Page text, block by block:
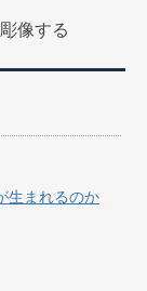
像する
生まれるのか